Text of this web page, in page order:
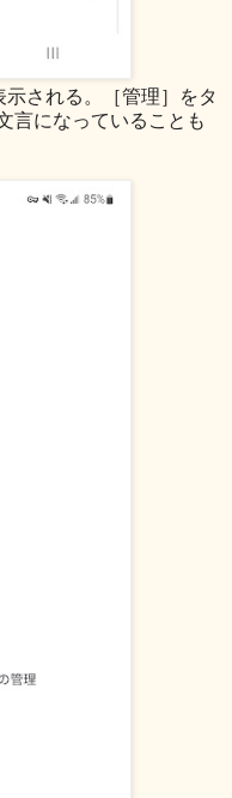
される。［管理］をタ
言になっていることも